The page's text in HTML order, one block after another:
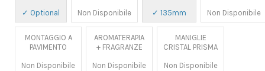
✓ Optional Non Disponibile ✓ 135mm Non Disponibile
MONTAGGIO A
PAVIMENTO
Non Disponibile
AROMATERAPIA
+ FRAGRANZE
Non Disponibile
MANIGLIE
CRISTAL PRISMA
Non Disponibile